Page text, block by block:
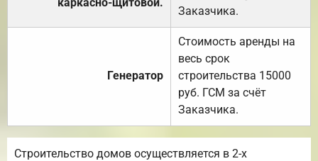
Заказчика.
Генератор
Стоимость аренды на
весь срок
строительства 15000
руб. ГСМ за счёт
Заказчика.
Строительство домов осуществляется в 2-х